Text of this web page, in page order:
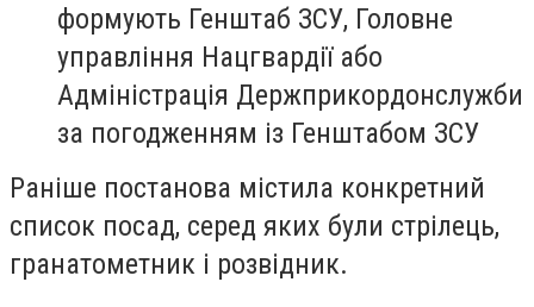
формують Генштаб ЗСУ, Головне
управління Нацгвардії або
Адміністрація Держприкордонслужби
за погодженням із Генштабом ЗСУ
Раніше постанова містила конкретний
список посад, серед яких були стрілець,
гранатометник і розвідник.